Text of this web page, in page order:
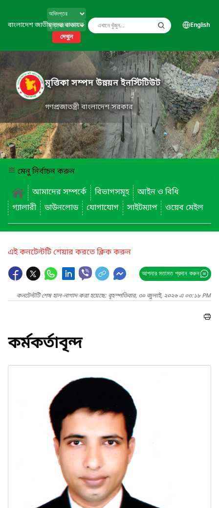
বাংলাদেশ জাতীয় তথ্য বাতায়ন
দেখুন
English
মৃত্তিকা সম্পদ উন্নয়ন ইনস্টিটিউট
গণপ্রজাতন্ত্রী বাংলাদেশ সরকার
মেনু নির্বাচন করুন
আমাদের সম্পর্কে
বিভাগসমূহ
আইন ও বিধি
গ্যালারী
ডাউনলোড যোগাযোগ সাইটম্যাপ ওয়েব মেইল
এই কনটেন্টটি শেয়ার করতে ক্লিক করুন
আপনার মতামত প্রদান করুন
কনটেন্টটি শেষ হাল-নাগাদ করা হয়েছে: বৃহস্পতিবার, ৩০ জুলাই, ২০২৬ এ ০৩:১৮ PM
কর্মকর্তাবৃন্দ